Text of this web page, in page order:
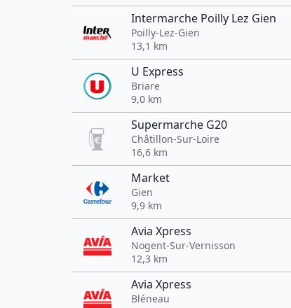
Intermarche Poilly Lez Gien
Poilly-Lez-Gien
13,1 km
U Express
Briare
9,0 km
Supermarche G20
Châtillon-Sur-Loire
16,6 km
Market
Gien
9,9 km
Avia Xpress
Nogent-Sur-Vernisson
12,3 km
Avia Xpress
Bléneau